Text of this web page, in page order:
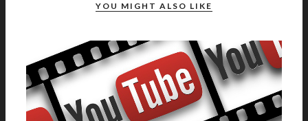
YOU MIGHT ALSO LIKE